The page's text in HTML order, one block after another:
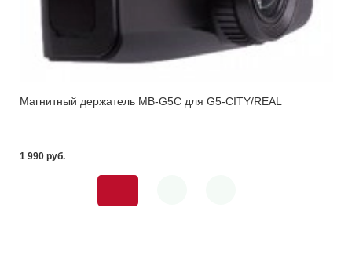
Магнитный держатель MB-G5C для G5-CITY/REAL
1 990 pуб.